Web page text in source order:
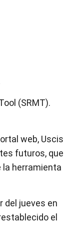
(SRMT).
web, Uscis
futuros, que
la herramienta
del jueves en
el